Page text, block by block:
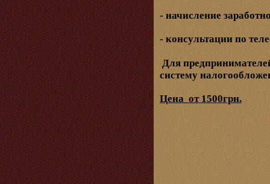
- начисление
- консультации по
Для
систему
Цена от 1500грн.